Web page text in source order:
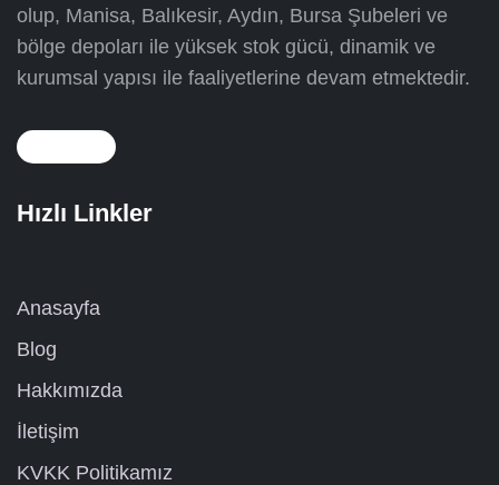
olup, Manisa, Balıkesir, Aydın, Bursa Şubeleri ve
bölge depoları ile yüksek stok gücü, dinamik ve
kurumsal yapısı ile faaliyetlerine devam etmektedir.
Hızlı Linkler
Anasayfa
Blog
Hakkımızda
İletişim
KVKK Politikamız